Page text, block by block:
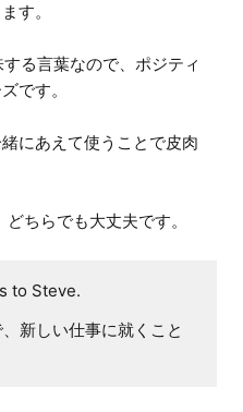
す。
る言葉なので、ポジティ
です。
にあえて使うことで皮肉
ちらでも大丈夫です。
to Steve.
新しい仕事に就くこと